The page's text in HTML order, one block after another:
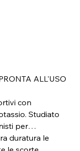
ALL'USO
con
Studiato
per
duratura le